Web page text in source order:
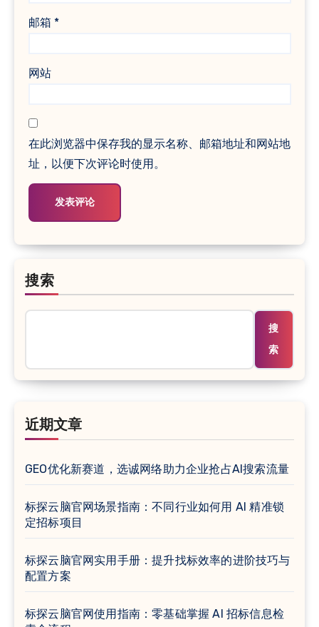
邮箱 *
网站
在此浏览器中保存我的显示名称、邮箱地址和网站地
址，以便下次评论时使用。
搜索
搜
索
近期文章
GEO优化新赛道，选诚网络助力企业抢占AI搜索流量
标探云脑官网场景指南：不同行业如何用 AI 精准锁
定招标项目
标探云脑官网实用手册：提升找标效率的进阶技巧与
配置方案
标探云脑官网使用指南：零基础掌握 AI 招标信息检